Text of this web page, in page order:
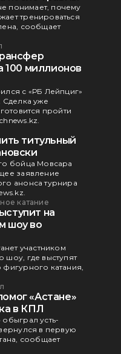
понимает, почему
тренироваться
сообщает
100 миллионов
с «РБ Лейпциг»
Сделка уже
пройти
титульный
бойца Мовсара
заявление
анонса турнира
катание
на
шоу во
участником
шоу, где выступят
катания,
«Астане»
в КПЛ
усть-
в первую
сообщает